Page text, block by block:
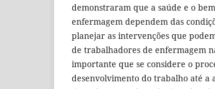
demonstraram que a saúde e o
enfermagem dependem das
planejar as intervenções que
de trabalhadores de enfermagem
importante que se considere o
desenvolvimento do trabalho até a